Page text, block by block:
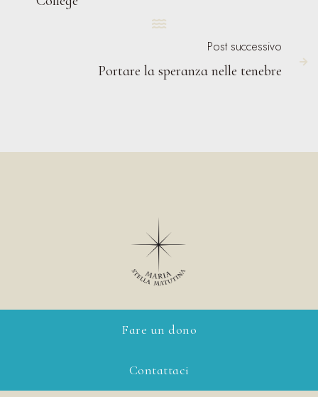

Post successivo
Portare la speranza nelle tenebre 
Fare un dono
Contattaci